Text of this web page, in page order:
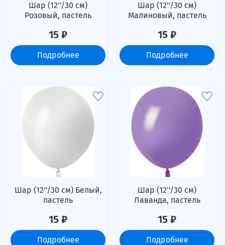
Шар (12''/30 см)
Розовый, пастель
15 ₽
Подробнее
Шар (12''/30 см)
Малиновый, пастель
15 ₽
Подробнее
Шар (12''/30 см) Белый,
пастель
15 ₽
Подробнее
Шар (12''/30 см)
Лаванда, пастель
15 ₽
Подробнее